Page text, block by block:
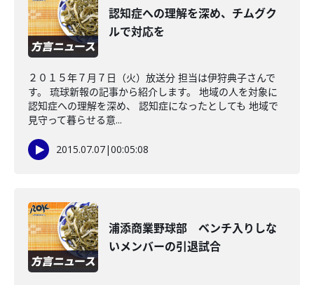
認知症への理解を深め、チムグク
ルで対応を
２０１５年７月７日（火）放送分 担当は伊狩典子さんで
す。 琉球新報の記事から紹介します。 地域の人を対象に
認知症への理解を深め、 認知症になったとしても 地域で
見守って暮らせる意...
2015.07.07|00:05:08
浦添商業野球部 ベンチ入りしな
いメンバーの引退試合